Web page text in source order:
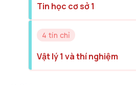
Tin học cơ sở 1
4 tín chỉ
Vật lý 1 và thí nghiệm